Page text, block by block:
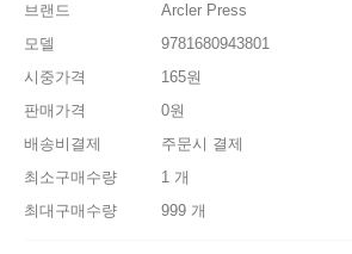
브랜드
Arcler Press
모델
9781680943801
시중가격
165원
판매가격
0원
배송비결제
주문시 결제
최소구매수량
1 개
최대구매수량
999 개